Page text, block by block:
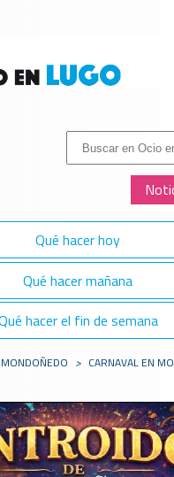
Buscar:
Qué hacer hoy
Qué hacer mañana
hacer el fin de semana
MONDOÑEDO > CARNAVAL EN